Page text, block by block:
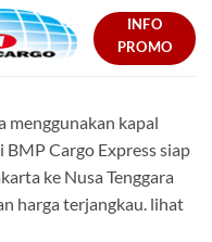
INFO
PROMO
menggunakan kapal
BMP Cargo Express siap
ke Nusa Tenggara
harga terjangkau. lihat